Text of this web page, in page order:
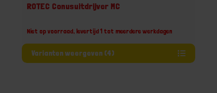
ROTEC Conusuitdrijver MC
Niet op voorraad, levertijd 1 tot meerdere werkdagen
Varianten weergeven (4)